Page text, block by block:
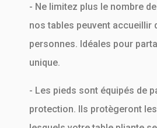
- Ne limitez plus le nombre
nos tables peuvent accueillir
personnes. Idéales pour
unique.
- Les pieds sont équipés de
protection. Ils protègeront